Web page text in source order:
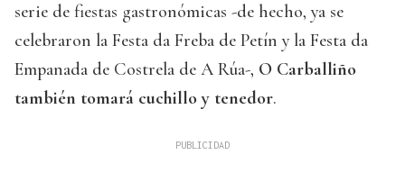
serie de fiestas gastronómicas -de hecho, ya se
celebraron la Festa da Freba de Petín y la Festa da
Empanada de Costrela de A Rúa-, O Carballiño
también tomará cuchillo y tenedor.